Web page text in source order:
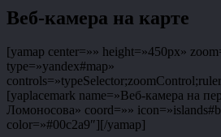
Веб-камера на карте
[yamap center=»» height=»450px»
type=»yandex#map»
[yaplacemark name=»Веб-камера на
Ломоносова» coord=»»
color=»#00c2a9″][/yamap]